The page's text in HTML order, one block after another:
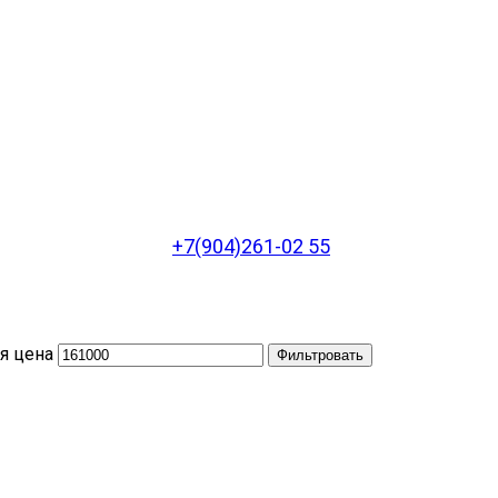
+7(904)261-02 55
цена Фильтровать